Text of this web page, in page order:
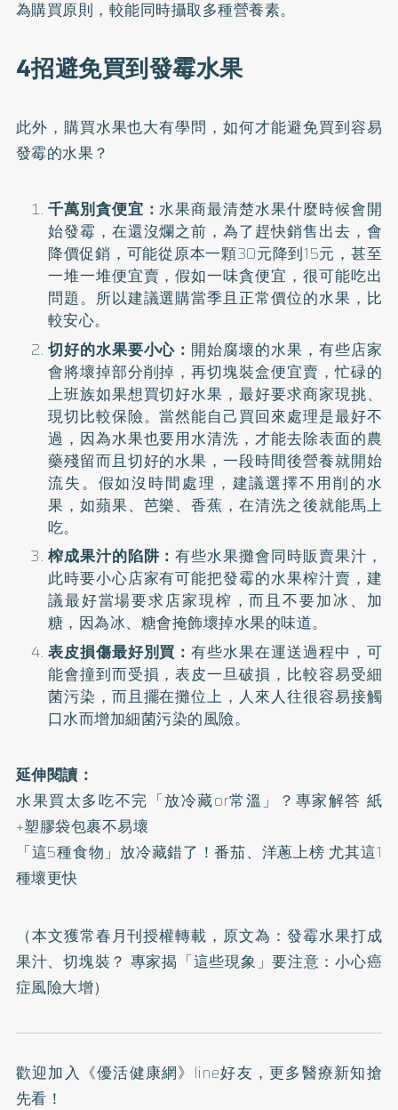
為購買原則，較能同時攝取多種營養素。
4招避免買到發霉水果
此外，購買水果也大有學問，如何才能避免買到容易
發霉的水果？
千萬別貪便宜：水果商最清楚水果什麼時候會開
始發霉，在還沒爛之前，為了趕快銷售出去，會
降價促銷，可能從原本一顆30元降到15元，甚至
一堆一堆便宜賣，假如一味貪便宜，很可能吃出
問題。所以建議選購當季且正常價位的水果，比
較安心。
切好的水果要小心： 開始腐壞的水果，有些店家
會將壞掉部分削掉，再切塊裝盒便宜賣，忙碌的
上班族如果想買切好水果，最好要求商家現挑、
現切比較保險。當然能自己買回來處理是最好不
過，因為水果也要用水清洗，才能去除表面的農
藥殘留而且切好的水果，一段時間後營養就開始
流失。假如沒時間處理，建議選擇不用削的水
果，如蘋果、芭樂、香蕉，在清洗之後就能馬上
吃。
榨成果汁的陷阱：有些水果攤會同時販賣果汁，
此時要小心店家有可能把發霉的水果榨汁賣，建
議最好當場要求店家現榨，而且不要加冰、加
糖，因為冰、糖會掩飾壞掉水果的味道。
表皮損傷最好別買：有些水果在運送過程中，可
能會撞到而受損，表皮一旦破損，比較容易受細
菌污染，而且擺在攤位上，人來人往很容易接觸
口水而增加細菌污染的風險。
延伸閱讀：
水果買太多吃不完「放冷藏or常溫」？專家解答 紙
+塑膠袋包裹不易壞
「這5種食物」放冷藏錯了！番茄、洋蔥上榜 尤其這1
種壞更快
（本文獲常春月刊授權轉載，原文為： 發霉水果打成
果汁、切塊裝？ 專家揭「這些現象」要注意：小心癌
症風險大增）
歡迎加入 《優活健康網》line好友 ，更多醫療新知搶
先看！